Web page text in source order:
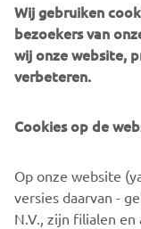
SORRY! DIT
Bezoek onze
evenementen
Wij gebruiken
bezoekers van
wij onze website,
verbeteren.
Cookies op de
Op onze website
versies daarvan -
N.V., zijn filialen